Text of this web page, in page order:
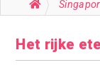
Het rijke